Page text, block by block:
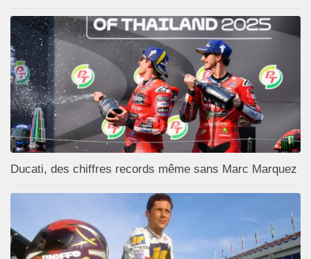
Ducati, des chiffres records même sans Marc Marquez